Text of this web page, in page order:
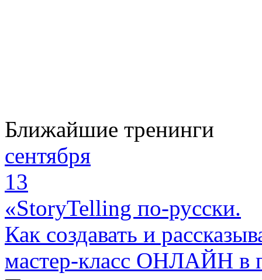
Ближайшие тренинги
сентября
13
«StoryTelling по-русски.
Как создавать и
мастер-класс ОНЛАЙН в